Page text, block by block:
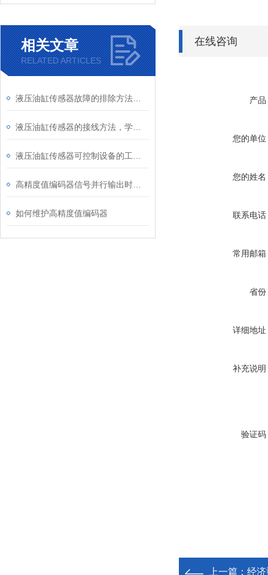
相关文章
RELATED ARTICLES
如何维护高精度值编码器
在线咨询
产品
您的单位
您的姓名
联系电话
常用邮箱
省份
详细地址
补充说明
验证码
上一篇： 经